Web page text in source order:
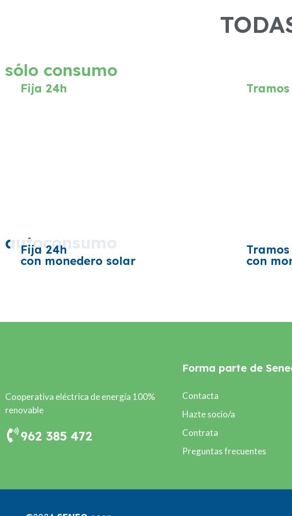
sólo consumo
Fija 24h
autoconsumo
Fija 24h
con monedero solar con
Cooperativa eléctrica de energía 100%
renovable
962 385 472
Forma parte de
Contacta
Hazte socio/a
Contrata
Preguntas frecuentes